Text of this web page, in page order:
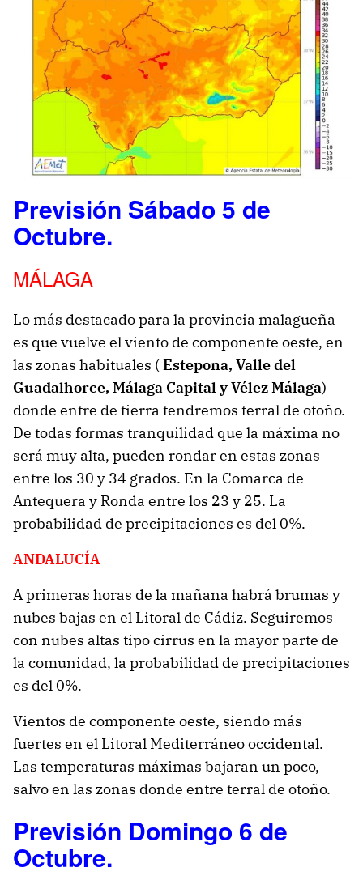
Previsión Sábado 5 de
Octubre.
MÁLAGA
Lo más destacado para la provincia malagueña
es que vuelve el viento de componente oeste, en
las zonas habituales (Estepona, Valle del
Guadalhorce, Málaga Capital y Vélez Málaga)
donde entre de tierra tendremos terral de otoño.
De todas formas tranquilidad que la máxima no
será muy alta, pueden rondar en estas zonas
entre los 30 y 34 grados. En la Comarca de
Antequera y Ronda entre los 23 y 25. La
probabilidad de precipitaciones es del 0%.
ANDALUCÍA
A primeras horas de la mañana habrá brumas y
nubes bajas en el Litoral de Cádiz. Seguiremos
con nubes altas tipo cirrus en la mayor parte de
la comunidad, la probabilidad de precipitaciones
es del 0%.
Vientos de componente oeste, siendo más
fuertes en el Litoral Mediterráneo occidental.
Las temperaturas máximas bajaran un poco,
salvo en las zonas donde entre terral de otoño.
Previsión Domingo 6 de
Octubre.